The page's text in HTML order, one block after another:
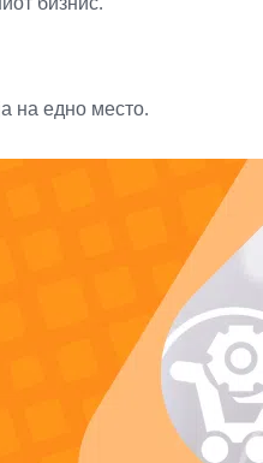
на едно место.